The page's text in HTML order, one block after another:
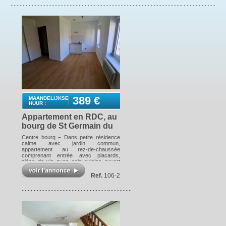
Praktische informatie
Contact
MAANDELIJKSE
HUUR :
389 €
Appartement en RDC, au
bourg de St Germain du
Bois
Centre bourg – Dans petite résidence
calme avec jardin commun,
appartement au rez-de-chaussée
comprenant entrée avec placards,
pièce de vie avec coin cuisine ouvert
sur séjour, une chambre avec placard,
salle d'eau avec wc. Chauffage
électrique. Menuiseries PVC, double
DISPONIBLE Les informations sur les
sont disponibles sur le site Géorisques :
Ref. 106-2